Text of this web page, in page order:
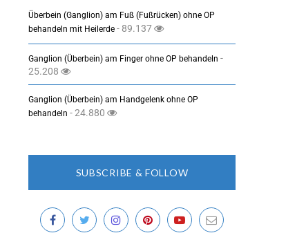
Überbein (Ganglion) am Fuß (Fußrücken) ohne OP
behandeln mit Heilerde - 89.137
Ganglion (Überbein) am Finger ohne OP behandeln -
25.208
Ganglion (Überbein) am Handgelenk ohne OP
behandeln - 24.880
SUBSCRIBE & FOLLOW